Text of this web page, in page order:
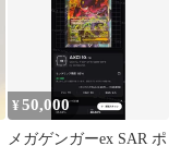
¥50,000
メガゲンガーex SAR ポ